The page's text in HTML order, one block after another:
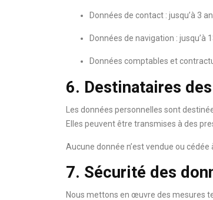
Données de contact : jusqu’à 3
Données de navigation : jusqu’à
Données comptables et
6. Destinataires
Les données personnelles sont
Elles peuvent être transmises à des
Aucune donnée n’est vendue ou cédée
7. Sécurité des
Nous mettons en œuvre des mesures